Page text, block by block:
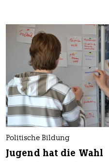
Politische Bildung
Jugend hat die Wahl